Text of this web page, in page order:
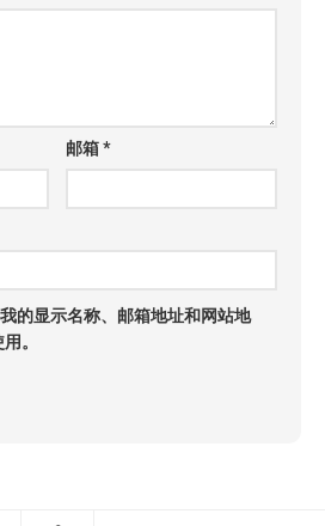
邮箱*
的显示名称、邮箱地址和网站地
。